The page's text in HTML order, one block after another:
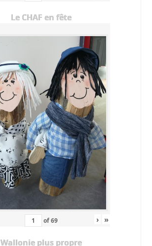
Le CHAF en fête
of69 › »
Wallonie plus propre